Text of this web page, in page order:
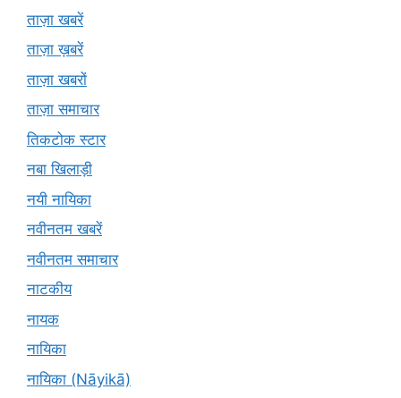
ताज़ा खबरें
ताज़ा ख़बरें
ताज़ा खबरों
ताज़ा समाचार
तिकटोक स्टार
नबा खिलाड़ी
नयी नायिका
नवीनतम खबरें
नवीनतम समाचार
नाटकीय
नायक
नायिका
नायिका (Nāyikā)